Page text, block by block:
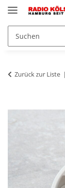
Zurück zur Liste